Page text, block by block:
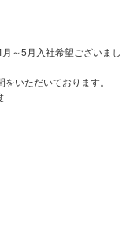
～5月入社希望ございまし
いただいております。